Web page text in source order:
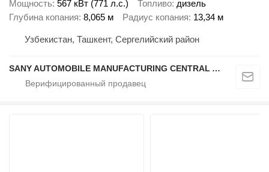
Мощность 567 кВт (771 л.с.) Топливо дизель
Глубина копания 8,065 м Радиус копания 13,34 м
Узбекистан, Ташкент, Сергелийский район
SANY AUTOMOBILE MANUFACTURING CENTRAL ASIA